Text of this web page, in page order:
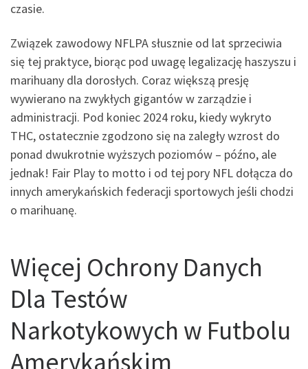
czasie.
Związek zawodowy NFLPA słusznie od lat sprzeciwia
się tej praktyce, biorąc pod uwagę legalizację haszyszu i
marihuany dla dorosłych. Coraz większą presję
wywierano na zwykłych gigantów w zarządzie i
administracji. Pod koniec 2024 roku, kiedy wykryto
THC, ostatecznie zgodzono się na zaległy wzrost do
ponad dwukrotnie wyższych poziomów – późno, ale
jednak! Fair Play to motto i od tej pory NFL dołącza do
innych amerykańskich federacji sportowych jeśli chodzi
o marihuanę.
Więcej Ochrony Danych
Dla Testów
Narkotykowych w Futbolu
Amerykańskim